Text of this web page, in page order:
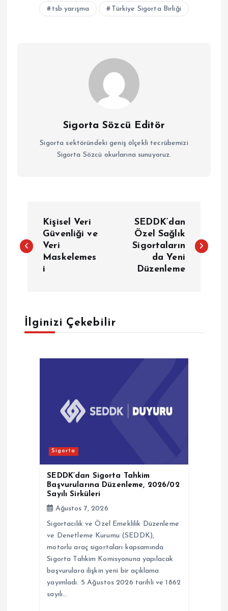
tsb yarışma Türkiye Sigorta Birliği
Sigorta Sözcü Editör
Sigorta sektöründeki geniş ölçekli tecrübemizi
Sigorta Sözcü okurlarına sunuyoruz.
a
g
e
Kişisel Veri
Güvenliği ve
Veri
Maskelemes
i
SEDDK’dan
Özel Sağlık
Sigortaların
da Yeni
Düzenleme
İlginizi Çekebilir
Sigorta
SEDDK’dan Sigorta Tahkim
Başvurularına Düzenleme, 2026/02
Sayılı Sirküleri
Ağustos 7, 2026
Sigortacılık ve Özel Emeklilik Düzenleme
ve Denetleme Kurumu (SEDDK),
motorlu araç sigortaları kapsamında
Sigorta Tahkim Komisyonuna yapılacak
başvurulara ilişkin yeni bir açıklama
yayımladı. 5 Ağustos 2026 tarihli ve 1862
sayılı…